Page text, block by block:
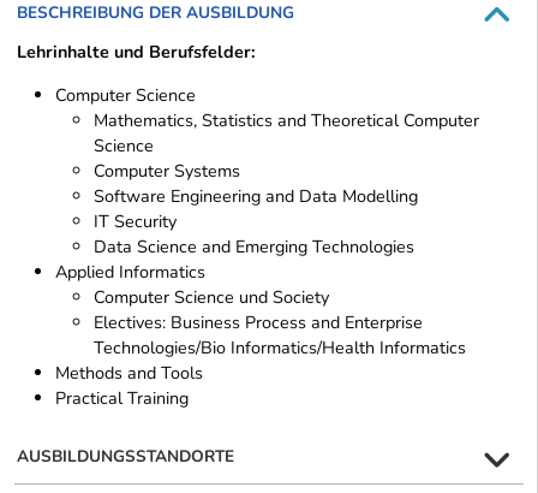
BESCHREIBUNG DER AUSBILDUNG
Lehrinhalte und Berufsfelder:
Computer Science
Mathematics, Statistics and Theoretical Computer
Science
Computer Systems
Software Engineering and Data Modelling
IT Security
Data Science and Emerging Technologies
Applied Informatics
Computer Science und Society
Electives: Business Process and Enterprise
Technologies/Bio Informatics/Health Informatics
Methods and Tools
Practical Training
AUSBILDUNGSSTANDORTE